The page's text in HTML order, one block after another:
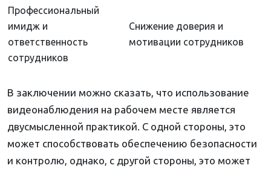
Профессиональный
имидж и
ответственность
сотрудников
Снижение доверия и
мотивации сотрудников
В заключении можно сказать, что использование
видеонаблюдения на рабочем месте является
двусмысленной практикой. С одной стороны, это
может способствовать обеспечению безопасности
и контролю, однако, с другой стороны, это может